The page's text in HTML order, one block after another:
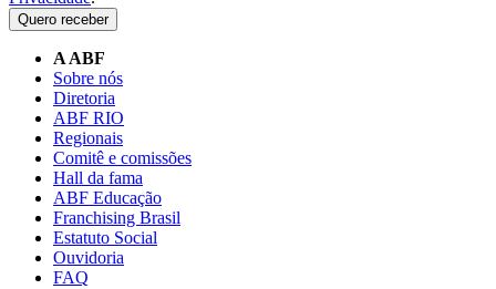
Quero receber
A ABF
Sobre nós
Diretoria
ABF RIO
Regionais
Comitê e comissões
Hall da fama
ABF Educação
Franchising Brasil
Estatuto Social
Ouvidoria
FAQ